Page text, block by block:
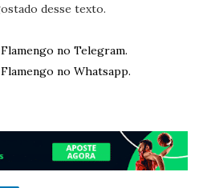
desse texto.
no Telegram.
no Whatsapp.